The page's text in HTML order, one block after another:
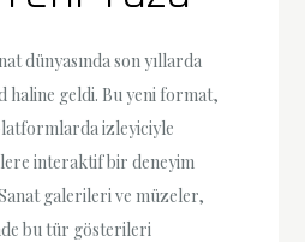
dünyasında son yıllarda
haline geldi. Bu yeni format,
izleyiciyle
interaktif bir deneyim
galerileri ve müzeler,
bu tür gösterileri